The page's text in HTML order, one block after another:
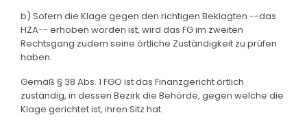
b) Sofern die Klage gegen den richtigen Beklagten --das
HZA-- erhoben worden ist, wird das FG im zweiten
Rechtsgang zudem seine örtliche Zuständigkeit zu prüfen
haben.
Gemäß § 38 Abs. 1 FGO ist das Finanzgericht örtlich
zuständig, in dessen Bezirk die Behörde, gegen welche die
Klage gerichtet ist, ihren Sitz hat.